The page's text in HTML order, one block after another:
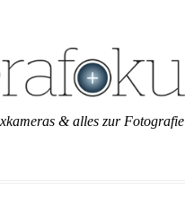
& alles zur Fotografie